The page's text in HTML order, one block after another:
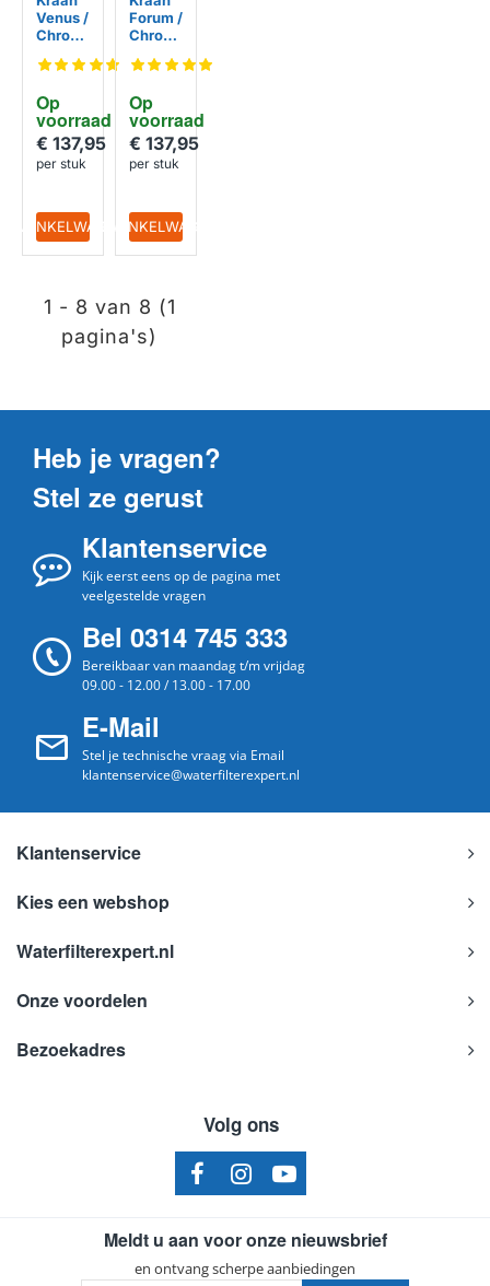
HUISMERK
Op
voorraad
Venus /
Chroo
€ 137,95
per stuk
IN WINKELWAGEN
HUISMERK
Op
voorraad
Forum /
Chroo
€ 137,95
per stuk
IN WINKELWAGEN
1 - 8 van 8 (1
pagina's)
Heb je vragen?
Stel ze gerust
Klantenservice
Kijk eerst eens op de pagina met
veelgestelde vragen
Bel 0314 745 333
Bereikbaar van maandag t/m vrijdag
09.00 - 12.00 / 13.00 - 17.00
E-Mail
Stel je technische vraag via Email
klantenservice@waterfilterexpert.nl
Klantenservice
Kies een webshop
Waterfilterexpert.nl
Onze voordelen
Bezoekadres
Volg ons
Meldt u aan voor onze nieuwsbrief
en ontvang scherpe aanbiedingen